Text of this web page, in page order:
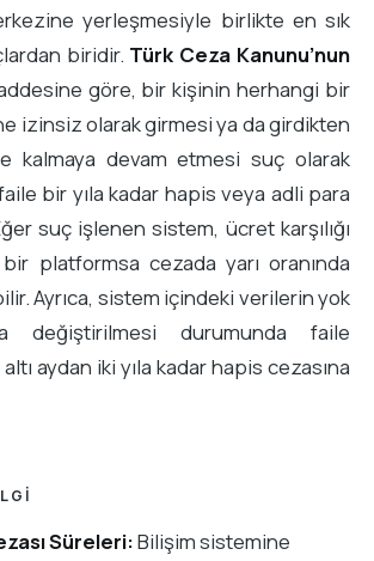
yerleşmesiyle birlikte en sık
biridir. Türk Ceza Kanunu’nun
göre, bir kişinin herhangi bir
izinsiz olarak girmesi ya da girdikten
kalmaya devam etmesi suç olarak
bir yıla kadar hapis veya adli para
suç işlenen sistem, ücret karşılığı
platformsa cezada yarı oranında
Ayrıca, sistem içindeki verilerin yok
değiştirilmesi durumunda faile
aydan iki yıla kadar hapis cezasına
Süreleri:Bilişim sistemine